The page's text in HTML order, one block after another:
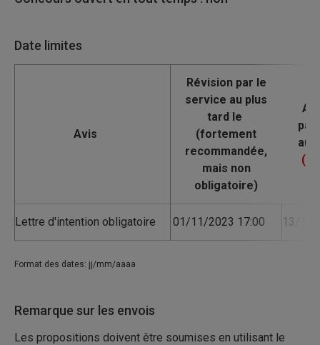
Date limites
Avis
Lettre d'intention obligatoire 01/11/2023 17:00 13/11/
Format des dates: jj/mm/aaaa
Remarque sur les envois
Les propositions doivent être soumises en utilisant le